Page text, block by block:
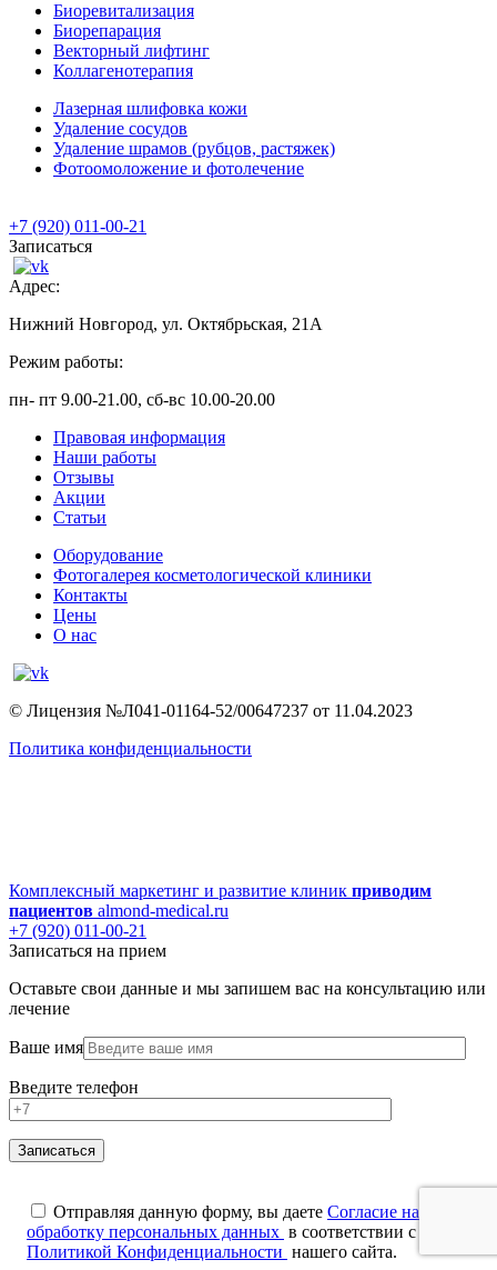
Биоревитализация
Биорепарация
Векторный лифтинг
Коллагенотерапия
Лазерная шлифовка кожи
Удаление сосудов
Удаление шрамов (рубцов, растяжек)
Фотоомоложение и фотолечение
+7 (920) 011-00-21
Записаться
Адрес:
Нижний Новгород, ул. Октябрьская, 21А
Режим работы:
пн- пт 9.00-21.00, сб-вс 10.00-20.00
Правовая информация
Наши работы
Отзывы
Акции
Статьи
Оборудование
Фотогалерея косметологической клиники
Контакты
Цены
О нас
© Лицензия №Л041-01164-52/00647237 от 11.04.2023
Политика конфиденциальности
Комплексный маркетинг и развитие клиник приводим
пациентов almond-medical.ru
+7 (920) 011-00-21
Записаться на прием
Оставьте свои данные и мы запишем вас на консультацию или
лечение
Ваше имя
Введите телефон
Отправляя данную форму, вы даете Согласие на
обработку персональных данных в соответствии с
Политикой Конфиденциальности нашего сайта.